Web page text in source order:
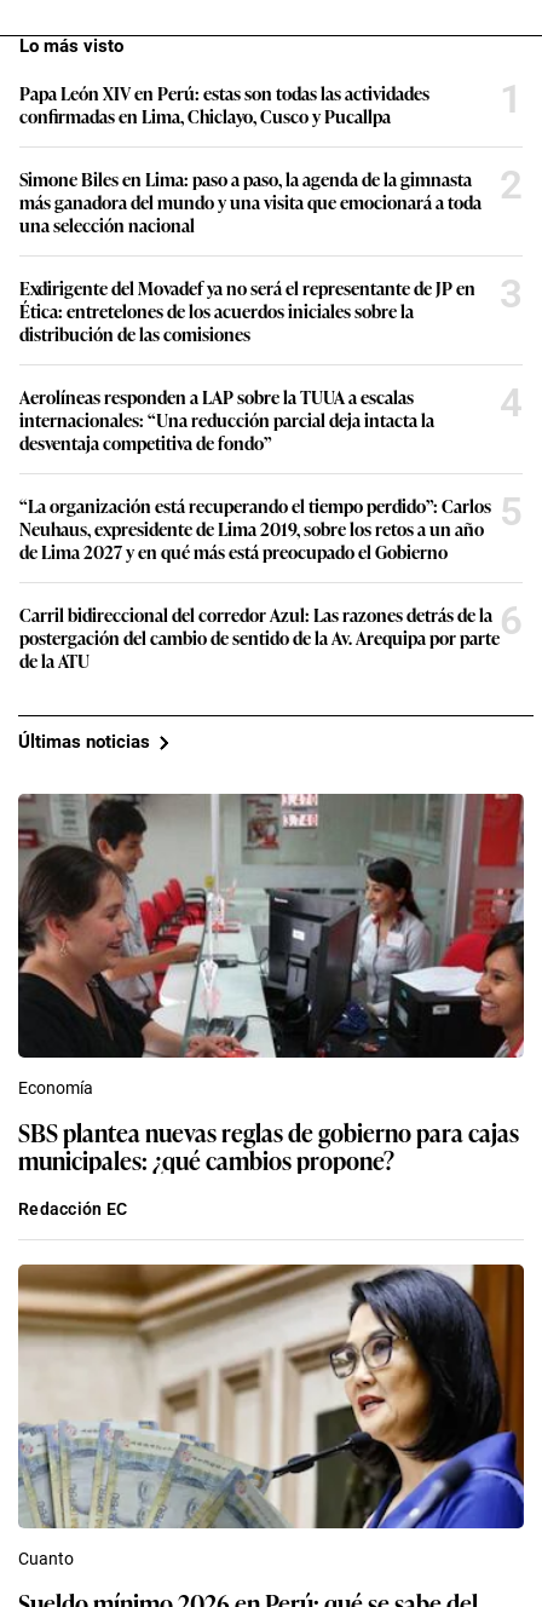
Lo más visto
Papa León XIV en Perú: estas son todas las actividades
confirmadas en Lima, Chiclayo, Cusco y Pucallpa
1
Simone Biles en Lima: paso a paso, la agenda de la gimnasta
más ganadora del mundo y una visita que emocionará a toda
una selección nacional
2
Exdirigente del Movadef ya no será el representante de JP en
Ética: entretelones de los acuerdos iniciales sobre la
distribución de las comisiones
3
Aerolíneas responden a LAP sobre la TUUA a escalas
internacionales: “Una reducción parcial deja intacta la
desventaja competitiva de fondo”
4
“La organización está recuperando el tiempo perdido”: Carlos
Neuhaus, expresidente de Lima 2019, sobre los retos a un año
de Lima 2027 y en qué más está preocupado el Gobierno
5
Carril bidireccional del corredor Azul: Las razones detrás de la
postergación del cambio de sentido de la Av. Arequipa por parte
de la ATU
6
Últimas noticias
Economía
SBS plantea nuevas reglas de gobierno para cajas
municipales: ¿qué cambios propone?
Redacción EC
Cuanto